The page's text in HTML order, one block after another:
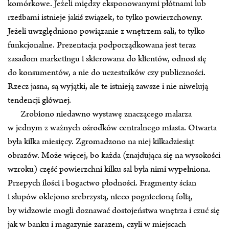
komórkowe. Jeżeli między eksponowanymi płótnami lub
rzeźbami istnieje jakiś związek, to tylko powierzchowny.
Jeżeli uwzględniono powiązanie z wnętrzem sali, to tylko
funkcjonalne. Prezentacja podporządkowana jest teraz
zasadom marketingu i skierowana do klientów, odnosi się
do konsumentów, a nie do uczestników czy publiczności.
Rzecz jasna, są wyjątki, ale te istnieją zawsze i nie niwelują
tendencji głównej.
Zrobiono niedawno wystawę znaczącego malarza
w jednym z ważnych ośrodków centralnego miasta. Otwarta
była kilka miesięcy. Zgromadzono na niej kilkadziesiąt
obrazów. Może więcej, bo każda (znajdująca się na wysokości
wzroku) część powierzchni kilku sal była nimi wypełniona.
Przepych ilości i bogactwo płodności. Fragmenty ścian
i słupów oklejono srebrzystą, nieco pogniecioną folią,
by widzowie mogli doznawać dostojeństwa wnętrza i czuć się
jak w banku i magazynie zarazem, czyli w miejscach